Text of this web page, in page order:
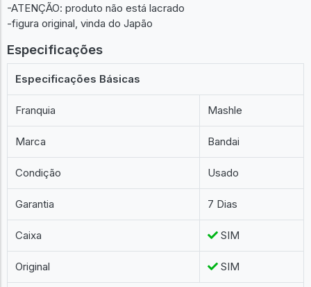
-ATENÇÃO: produto não está lacrado
-figura original, vinda do Japão
Especificações
Especificações Básicas
Franquia Mashle
Marca Bandai
Condição Usado
Garantia 7 Dias
Caixa SIM
Original SIM